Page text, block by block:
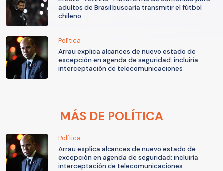
adultos de Brasil buscaría transmitir el fútbol
chileno
Política
Arrau explica alcances de nuevo estado de
excepción en agenda de seguridad: incluiría
interceptación de telecomunicaciones
MÁS DE POLÍTICA
Política
Arrau explica alcances de nuevo estado de
excepción en agenda de seguridad: incluiría
interceptación de telecomunicaciones